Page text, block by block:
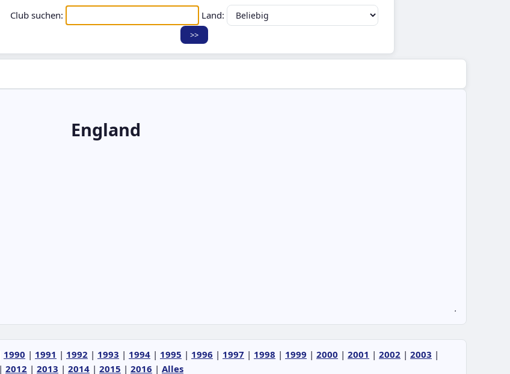
Club suchen: Land:
England
.
1990 | 1991 | 1992 | 1993 | 1994 | 1995 | 1996 | 1997 | 1998 | 1999 | 2000 | 2001 | 2002 | 2003 |
| 2012 | 2013 | 2014 | 2015 | 2016 | Alles